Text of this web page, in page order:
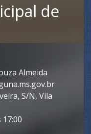
de
Almeida
S/N, Vila
17:00